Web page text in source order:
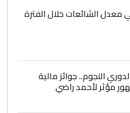
صدام حسين سل
5
علي ماما يسقط
ومن اصول عريقة
معدل الشائعات خلال الفترة
النجوم.. جوائز مالية
مؤثر لأحمد راضي